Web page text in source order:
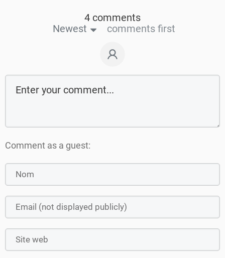
4 comments
Newest
comments first
Comment as a guest: